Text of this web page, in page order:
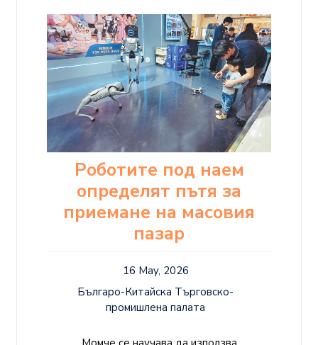
Роботите под наем
определят пътя за
приемане на масовия
пазар
16 May, 2026
Българо-Китайска Търговско-
промишлена палaта